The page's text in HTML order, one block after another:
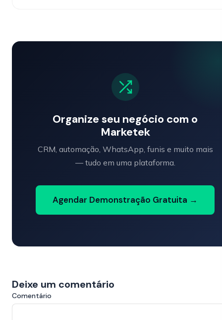
Organize seu negócio com o
Marketek
CRM, automação, WhatsApp, funis e muito mais
— tudo em uma plataforma.
Agendar Demonstração Gratuita →
Deixe um comentário
Comentário